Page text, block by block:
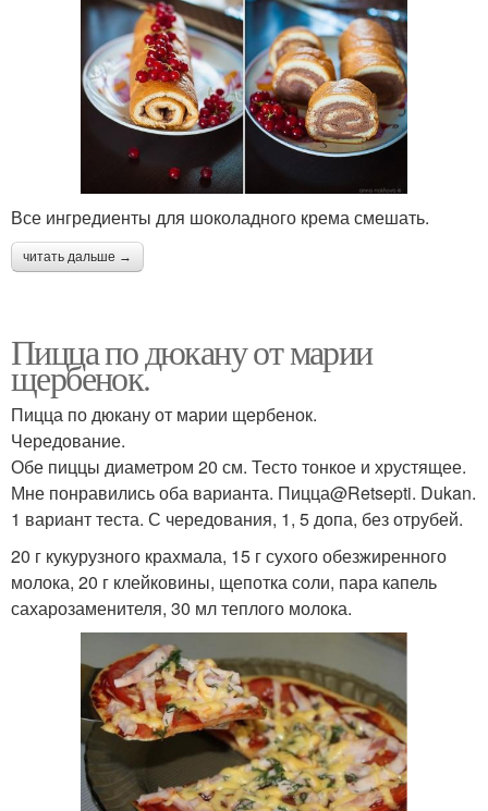
Все ингредиенты для шоколадного крема смешать.
читать дальше →
Пицца по дюкану от марии
щербенок.
Пицца по дюкану от марии щербенок.
Чередование.
Обе пиццы диаметром 20 см. Тесто тонкое и хрустящее.
Мне понравились оба варианта. Пицца@Retsepti. Dukan.
1 вариант теста. С чередования, 1, 5 допа, без отрубей.
20 г кукурузного крахмала, 15 г сухого обезжиренного
молока, 20 г клейковины, щепотка соли, пара капель
сахарозаменителя, 30 мл теплого молока.